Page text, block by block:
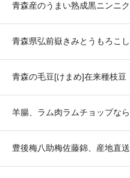
青森産のうまい熟成黒ニンニク
青森県弘前嶽きみとうもろこし
青森の毛豆[けまめ]在来種枝豆
羊腸、ラム肉ラムチョップなら
豊後梅八助梅佐藤錦、産地直送